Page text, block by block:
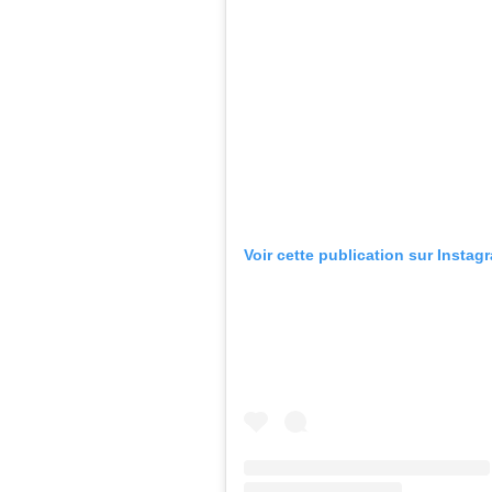
Voir cette publication sur